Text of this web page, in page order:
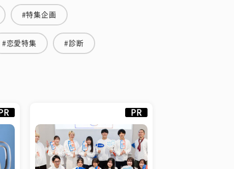
#特集企画
#恋愛特集 #診断
PR PR